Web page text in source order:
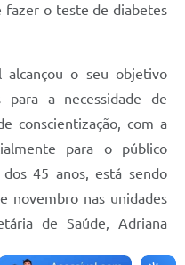
fazer o teste de diabetes
alcançou o seu objetivo
a necessidade de
conscientização, com a
para o público
45 anos, está sendo
novembro nas unidades
de Saúde, Adriana